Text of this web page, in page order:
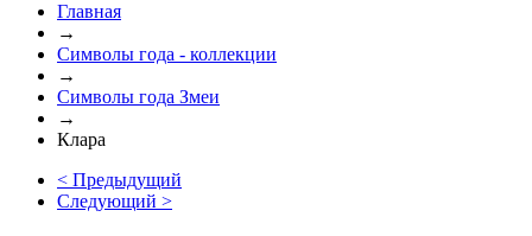
Главная
→
Символы года - коллекции
→
Символы года Змеи
→
Клара
< Предыдущий
Следующий >